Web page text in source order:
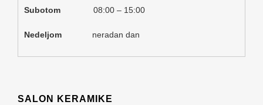
Subotom 08:00 – 15:00
Nedeljom neradan dan
SALON KERAMIKE